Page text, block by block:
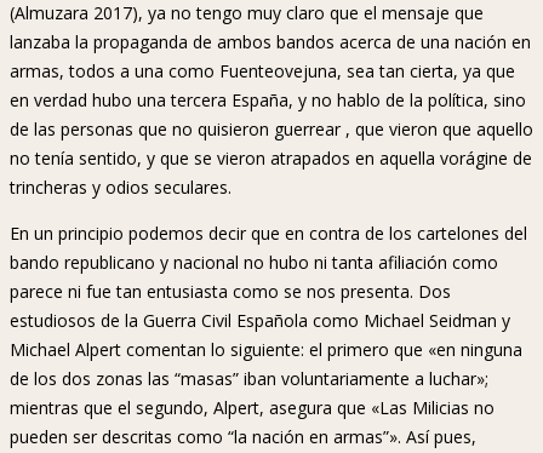
(Almuzara 2017), ya no tengo muy claro que el mensaje que
lanzaba la propaganda de ambos bandos acerca de una nación en
armas, todos a una como Fuenteovejuna, sea tan cierta, ya que
en verdad hubo una tercera España, y no hablo de la política, sino
de las personas que no quisieron guerrear , que vieron que aquello
no tenía sentido, y que se vieron atrapados en aquella vorágine de
trincheras y odios seculares.
En un principio podemos decir que en contra de los cartelones del
bando republicano y nacional no hubo ni tanta afiliación como
parece ni fue tan entusiasta como se nos presenta. Dos
estudiosos de la Guerra Civil Española como Michael Seidman y
Michael Alpert comentan lo siguiente: el primero que «en ninguna
de los dos zonas las “masas” iban voluntariamente a luchar»;
mientras que el segundo, Alpert, asegura que «Las Milicias no
pueden ser descritas como “la nación en armas”». Así pues,